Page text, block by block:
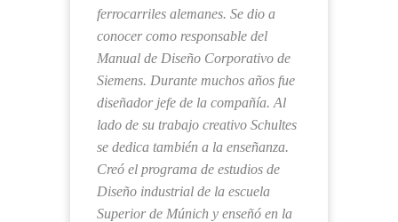
ferrocarriles alemanes. Se dio a
conocer como responsable del
Manual de Diseño Corporativo de
Siemens. Durante muchos años fue
diseñador jefe de la compañía. Al
lado de su trabajo creativo Schultes
se dedica también a la enseñanza.
Creó el programa de estudios de
Diseño industrial de la escuela
Superior de Múnich y enseñó en la